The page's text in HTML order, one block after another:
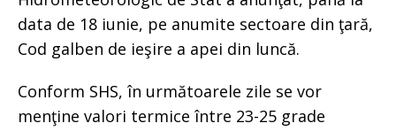
data de 18 iunie, pe anumite sectoare din ţară,
Cod galben de ieşire a apei din luncă.
Conform SHS, în următoarele zile se vor
menţine valori termice între 23-25 grade